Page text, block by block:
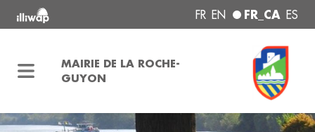
FR EN FR_CA ES
MAIRIE DE LA ROCHE-
GUYON